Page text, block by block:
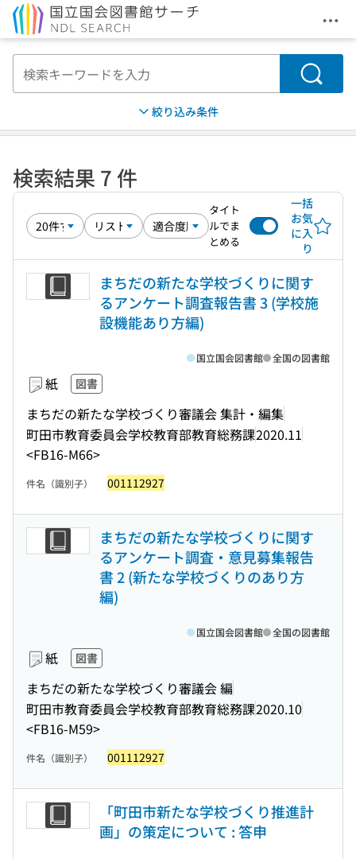
メ
検索
絞り込み条件
検索結果 7 件
タイト
ルでま
とめる
一括
お気
に入
り
まちだの新たな学校づくりに関す
るアンケート調査報告書 3 (学校施
設機能あり方編)
紙 図書
まちだの新たな学校づくり審議会 集計・編集
町田市教育委員会学校教育部教育総務課2020.11
<FB16-M66>
国立国会図書館 全国の図書館
件名（識別子） 001112927
まちだの新たな学校づくりに関す
るアンケート調査・意見募集報告
書 2 (新たな学校づくりのあり方
編)
紙 図書
まちだの新たな学校づくり審議会 編
町田市教育委員会学校教育部教育総務課2020.10
<FB16-M59>
国立国会図書館 全国の図書館
件名（識別子） 001112927
「町田市新たな学校づくり推進計
画」の策定について : 答申